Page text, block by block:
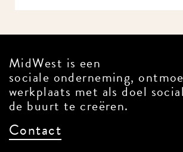
MidWest is een
sociale onderneming,
werkplaats met als doel
de buurt te creëren.
Contact